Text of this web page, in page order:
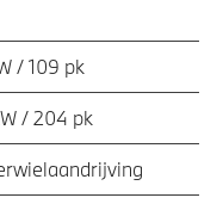
/ 109 pk
/ 204 pk